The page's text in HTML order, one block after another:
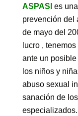
ASPASI es
prevención del
de mayo del
lucro ,
ante un
los niños y
abuso sexual
sanación de
especializados.